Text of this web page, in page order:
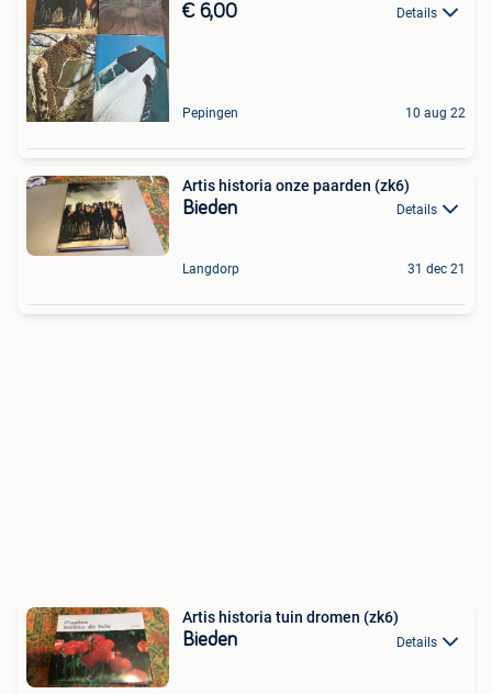
€ 6,00 Details
Pepingen 10 aug 22
Artis historia onze paarden (zk6)
Bieden Details
Langdorp 31 dec 21
Artis historia tuin dromen (zk6)
Bieden Details